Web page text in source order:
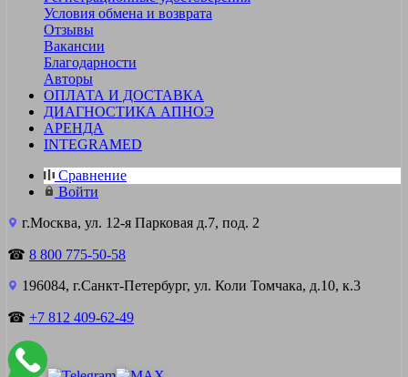
Условия обмена и возврата
Отзывы
Вакансии
Благодарности
Авторы
ОПЛАТА И ДОСТАВКА
ДИАГНОСТИКА АПНОЭ
АРЕНДА
INTEGRAMED
Сравнение
Войти
г.Москва, ул. 12-я Парковая д.7, под. 2
☎ 8 800 775-50-58
196084, г.Санкт-Петербург, ул. Коли Томчака, д.10, к.3
☎ +7 812 409-62-49